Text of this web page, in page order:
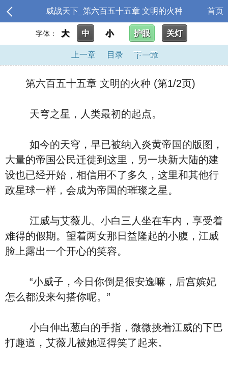
威战天下_第六百五十五章 文明的火种 首页
字体： 大 中 小 护眼 关灯
上一章 目录 下一章
第六百五十五章 文明的火种 (第1/2页)
天穹之星，人类最初的起点。
如今的天穹，早已被纳入炎黄帝国的版图，
大量的帝国公民迁徙到这里，另一块新大陆的建
设也已经开始，相信用不了多久，这里和其他行
政星球一样，会成为帝国的璀璨之星。
江威与艾薇儿、小白三人坐在车内，享受着
难得的假期。望着两女那日益隆起的小腹，江威
脸上露出一个开心的笑容。
“小威子，今日你倒是很安逸嘛，后宫嫔妃
怎么都没来勾搭你呢。”
小白伸出葱白的手指，微微挑着江威的下巴
打趣道，艾薇儿被她逗得笑了起来。